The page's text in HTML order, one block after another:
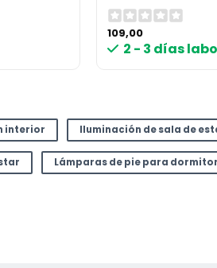
109,00
2 - 3 días
interior Iluminación de sala de
Lámparas de pie para